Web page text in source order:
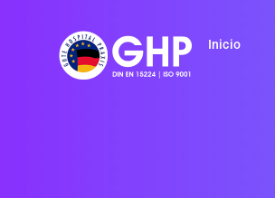
Inicio